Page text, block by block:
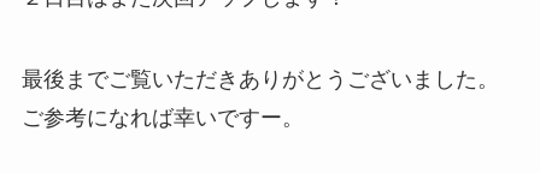
最後までご覧いただきありがとうございました。
ご参考になれば幸いですー。